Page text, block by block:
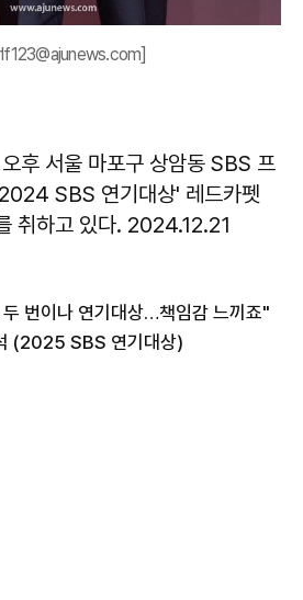
후 서울 마포구 상암동 SBS 프
SBS 연기대상' 레드카펫
취하고 있다. 2024.12.21
번이나 연기대상…책임감 느끼죠"
(2025 SBS 연기대상)